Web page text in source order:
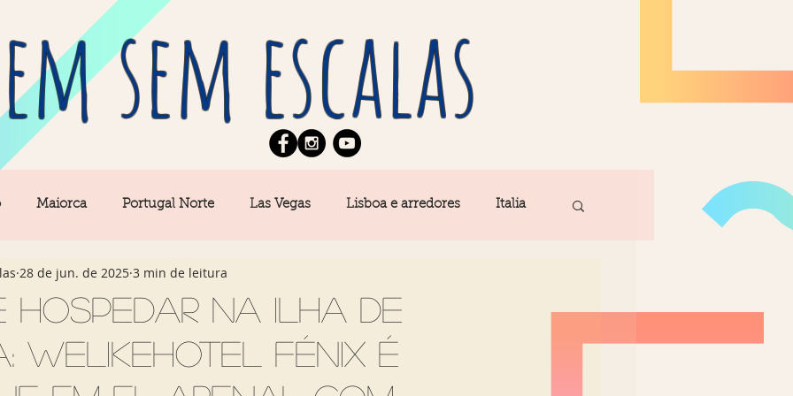
sem escalas
Maiorca Portugal Norte Las Vegas Lisboa e arredores Italia
News Berlim Algarve
Açores Amsterdam Buenos Aires Caribe
hospedar na ilha de
Welikehotel Fénix é
28 de jun. de 2025 3 min de leitura